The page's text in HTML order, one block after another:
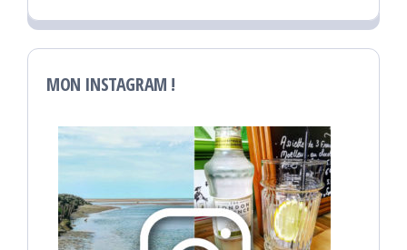
MON INSTAGRAM !